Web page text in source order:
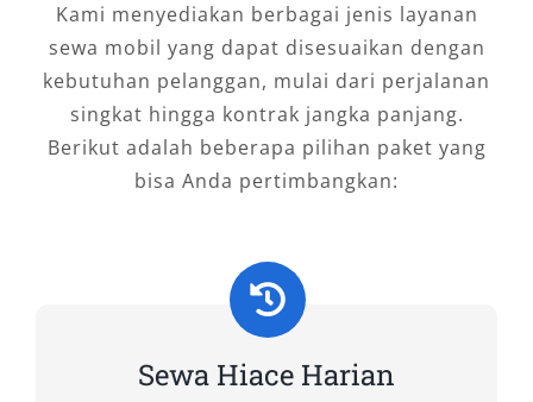
menyediakan berbagai tipe Hiace yang bisa
Anda pilih sesuai kebutuhan. Mulai dari Hiace
Premio, Hiace Premio Luxury, hingga Hiace
Commuter, semuanya dirawat dengan baik
demi memastikan setiap pelanggan merasakan
perjalanan nyaman tanpa khawatir akan
1. Hiace Premio
Hiace yang hadir dengan desain modern dan
Kami menyediakan berbagai jenis layanan
sewa mobil yang dapat disesuaikan dengan
kebutuhan pelanggan, mulai dari perjalanan
singkat hingga kontrak jangka panjang.
Berikut adalah beberapa pilihan paket yang
bisa Anda pertimbangkan:
Sewa Hiace Harian